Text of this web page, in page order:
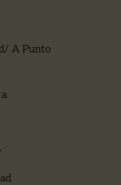
A Punto